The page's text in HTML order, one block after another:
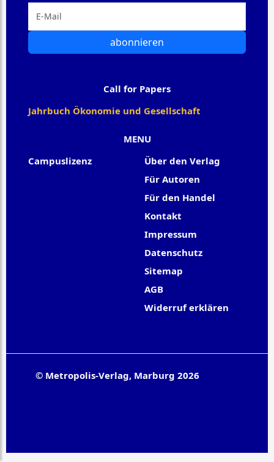
MENU
Campuslizenz
Über den Verlag
Für Autoren
Für den Handel
Kontakt
Impressum
Datenschutz
Sitemap
AGB
Widerruf erklären
abonnieren
Call for Papers
Jahrbuch Ökonomie und Gesellschaft
© Metropolis-Verlag, Marburg 2026